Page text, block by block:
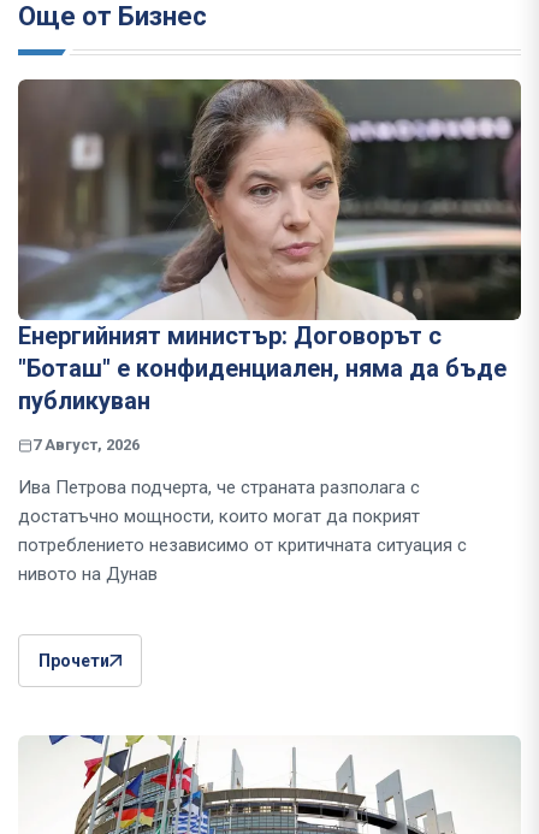
Още от Бизнес
Енергийният министър: Договорът с
"Боташ" е конфиденциален, няма да бъде
публикуван
7 Август, 2026
Ива Петрова подчерта, че страната разполага с
достатъчно мощности, които могат да покрият
потреблението независимо от критичната ситуация с
нивото на Дунав
Прочети